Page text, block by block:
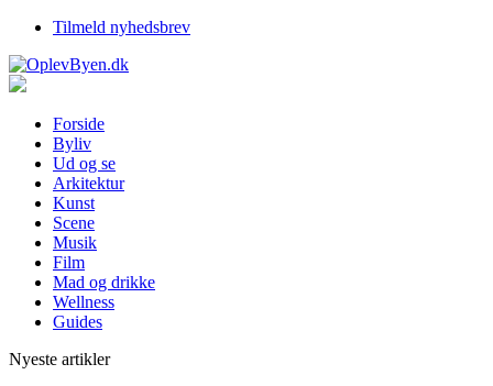
Tilmeld nyhedsbrev
Forside
Byliv
Ud og se
Arkitektur
Kunst
Scene
Musik
Film
Mad og drikke
Wellness
Guides
Nyeste artikler